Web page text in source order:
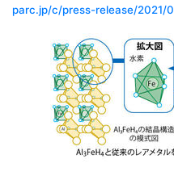
parc.jp/c/press-release/2021/